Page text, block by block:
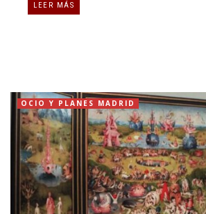
LEER MÁS
OCIO Y PLANES MADRID